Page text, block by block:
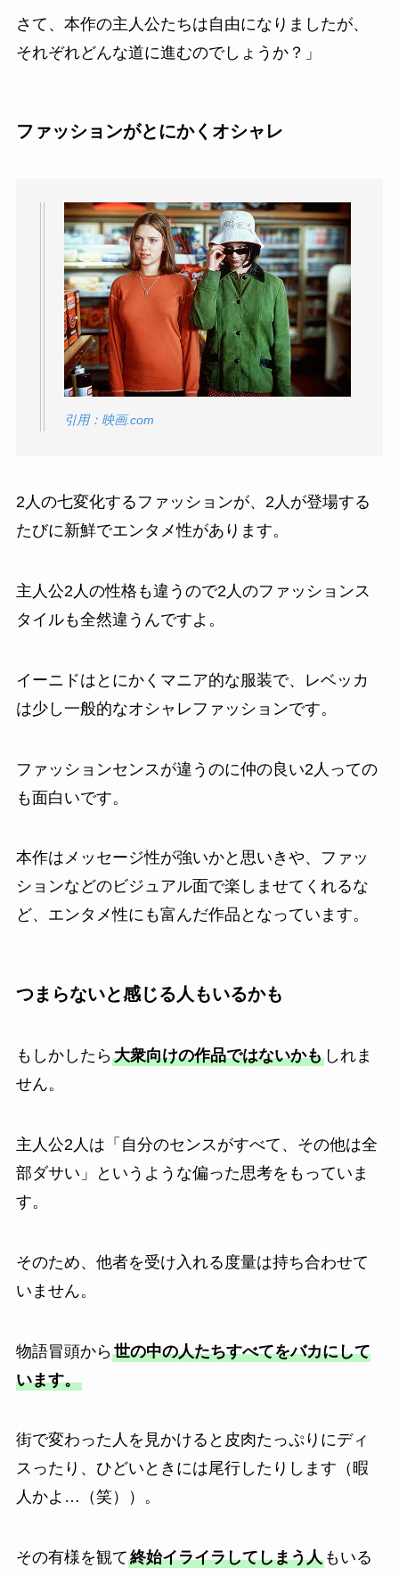
さて、本作の主人公たちは自由になりましたが、
それぞれどんな道に進むのでしょうか？」
ファッションがとにかくオシャレ
引用：映画.com
2人の七変化するファッションが、2人が登場する
たびに新鮮でエンタメ性があります。
主人公2人の性格も違うので2人のファッションス
タイルも全然違うんですよ。
イーニドはとにかくマニア的な服装で、レベッカ
は少し一般的なオシャレファッションです。
ファッションセンスが違うのに仲の良い2人っての
も面白いです。
本作はメッセージ性が強いかと思いきや、ファッ
ションなどのビジュアル面で楽しませてくれるな
ど、エンタメ性にも富んだ作品となっています。
つまらないと感じる人もいるかも
もしかしたら大衆向けの作品ではないかもしれま
せん。
主人公2人は「自分のセンスがすべて、その他は全
部ダサい」というような偏った思考をもっていま
す。
そのため、他者を受け入れる度量は持ち合わせて
いません。
物語冒頭から世の中の人たちすべてをバカにして
います。
街で変わった人を見かけると皮肉たっぷりにディ
スったり、ひどいときには尾行したりします（暇
人かよ…（笑））。
その有様を観て終始イライラしてしまう人もいる